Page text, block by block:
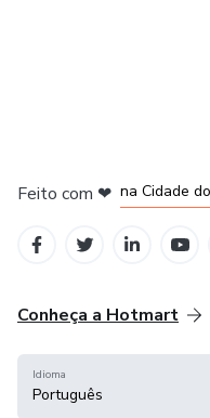
Feito com ❤ na Cidade
Conheça a Hotmart
Idioma
Português